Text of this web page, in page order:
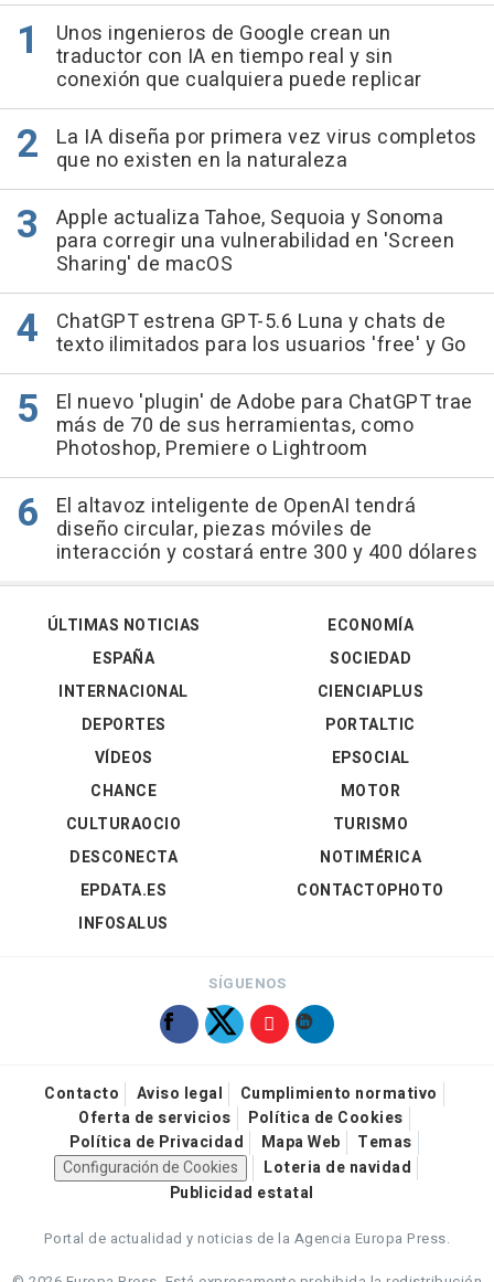
Unos ingenieros de Google crean un
traductor con IA en tiempo real y sin
conexión que cualquiera puede replicar
La IA diseña por primera vez virus completos
que no existen en la naturaleza
Apple actualiza Tahoe, Sequoia y Sonoma
para corregir una vulnerabilidad en 'Screen
Sharing' de macOS
ChatGPT estrena GPT-5.6 Luna y chats de
texto ilimitados para los usuarios 'free' y Go
El nuevo 'plugin' de Adobe para ChatGPT trae
más de 70 de sus herramientas, como
Photoshop, Premiere o Lightroom
El altavoz inteligente de OpenAI tendrá
diseño circular, piezas móviles de
interacción y costará entre 300 y 400 dólares
ÚLTIMAS NOTICIAS
ESPAÑA
INTERNACIONAL
DEPORTES
VÍDEOS
ECONOMÍA
SOCIEDAD
CIENCIAPLUS
PORTALTIC
EPSOCIAL
CHANCE
CULTURAOCIO
DESCONECTA
EPDATA.ES
INFOSALUS
MOTOR
TURISMO
NOTIMÉRICA
CONTACTOPHOTO
SÍGUENOS
Contacto Aviso legal
Cumplimiento normativo
Oferta de servicios
Política de Cookies
Política de Privacidad
Mapa Web
Temas
Configuración de Cookies
Loteria de navidad
Publicidad estatal
Portal de actualidad y noticias de la Agencia Europa Press.